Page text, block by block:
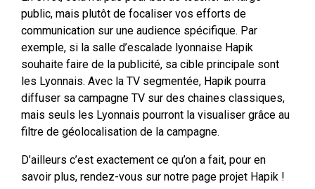
public, mais plutôt de focaliser vos efforts de
communication sur une audience spécifique. Par
exemple, si la salle d’escalade lyonnaise Hapik
souhaite faire de la publicité, sa cible principale sont
les Lyonnais. Avec la TV segmentée, Hapik pourra
diffuser sa campagne TV sur des chaines classiques,
mais seuls les Lyonnais pourront la visualiser grâce au
filtre de géolocalisation de la campagne.
D’ailleurs c’est exactement ce qu’on a fait, pour en
savoir plus, rendez-vous sur notre page projet Hapik !